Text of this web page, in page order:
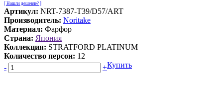
[ Нашли дешевле? ]
Артикул: NRT-7387-T39/D57/ART
Производитель: Noritake
Материал: Фарфор
Страна: Япония
Коллекция: STRATFORD PLATINUM
Количество персон: 12
-
+Купить